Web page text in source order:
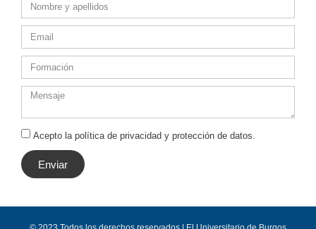
Acepto la política de privacidad y protección de datos.
Enviar